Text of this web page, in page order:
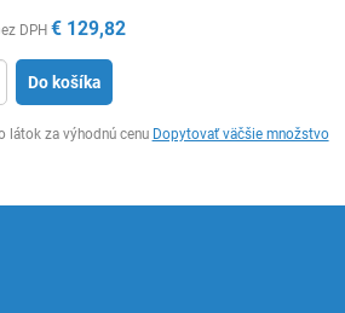
DPH € 129,82
Do košíka
látok za výhodnú cenu Dopytovať väčšie množstvo